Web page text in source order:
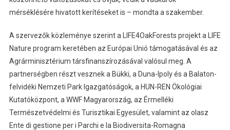
mérséklésére hivatott kerítéseket is – mondta a szakember.
A szervezők közleménye szerint a LIFE4OakForests projekt a LIFE
Nature program keretében az Európai Unió támogatásával és az
Agrárminisztérium társfinanszírozásával valósul meg. A
partnerségben részt vesznek a Bükki, a Duna-Ipoly és a Balaton-
felvidéki Nemzeti Park Igazgatóságok, a HUN-REN Ökológiai
Kutatóközpont, a WWF Magyarország, az Érmelléki
Természetvédelmi és Turisztikai Egyesület, valamint az olasz
Ente di gestione per i Parchi e la Biodiversita-Romagna